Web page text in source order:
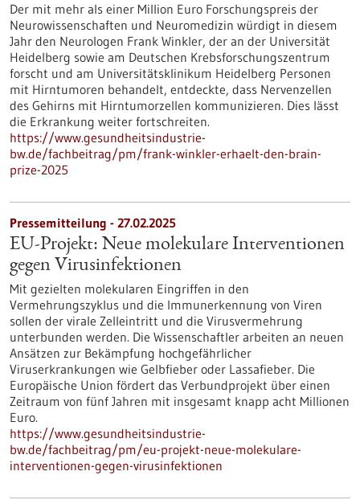
Der mit mehr als einer Million Euro Forschungspreis der
Neurowissenschaften und Neuromedizin würdigt in diesem
Jahr den Neurologen Frank Winkler, der an der Universität
Heidelberg sowie am Deutschen Krebsforschungszentrum
forscht und am Universitätsklinikum Heidelberg Personen
mit Hirntumoren behandelt, entdeckte, dass Nervenzellen
des Gehirns mit Hirntumorzellen kommunizieren. Dies lässt
die Erkrankung weiter fortschreiten.
https://www.gesundheitsindustrie-
bw.de/fachbeitrag/pm/frank-winkler-erhaelt-den-brain-
prize-2025
Pressemitteilung - 27.02.2025
EU-Projekt: Neue molekulare Interventionen
gegen Virusinfektionen
Mit gezielten molekularen Eingriffen in den
Vermehrungszyklus und die Immunerkennung von Viren
sollen der virale Zelleintritt und die Virusvermehrung
unterbunden werden. Die Wissenschaftler arbeiten an neuen
Ansätzen zur Bekämpfung hochgefährlicher
Viruserkrankungen wie Gelbfieber oder Lassafieber. Die
Europäische Union fördert das Verbundprojekt über einen
Zeitraum von fünf Jahren mit insgesamt knapp acht Millionen
Euro.
https://www.gesundheitsindustrie-
bw.de/fachbeitrag/pm/eu-projekt-neue-molekulare-
interventionen-gegen-virusinfektionen